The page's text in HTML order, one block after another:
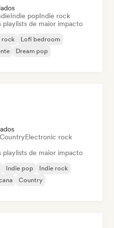
Indie popIndie rock
playlists de maior impacto
rock
Lofi bedroom
Dream pop
CountryElectronic rock
playlists de maior impacto
Indie pop
Indie rock
Country